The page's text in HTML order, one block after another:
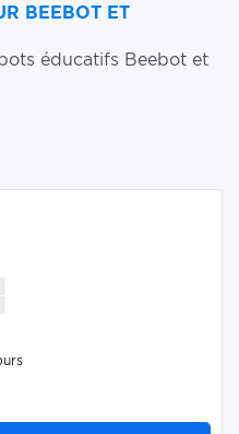
BEEBOT ET
éducatifs Beebot et